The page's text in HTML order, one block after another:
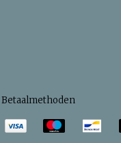
Betaalmethoden